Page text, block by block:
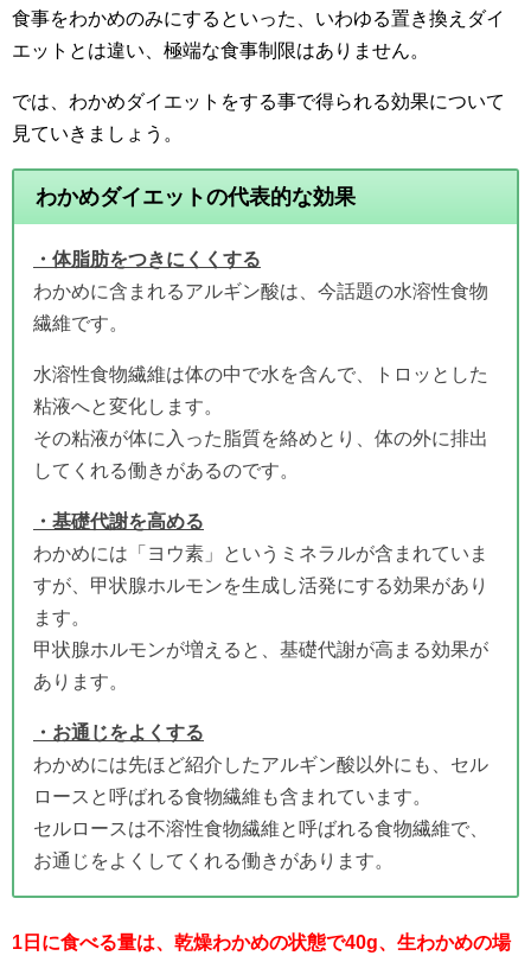
食事をわかめのみにするといった、いわゆる置き換えダイ
エットとは違い、極端な食事制限はありません。
では、わかめダイエットをする事で得られる効果について
見ていきましょう。
わかめダイエットの代表的な効果
・体脂肪をつきにくくする
わかめに含まれるアルギン酸は、今話題の水溶性食物
繊維です。
水溶性食物繊維は体の中で水を含んで、トロッとした
粘液へと変化します。
その粘液が体に入った脂質を絡めとり、体の外に排出
してくれる働きがあるのです。
・基礎代謝を高める
わかめには「ヨウ素」というミネラルが含まれていま
すが、甲状腺ホルモンを生成し活発にする効果があり
ます。
甲状腺ホルモンが増えると、基礎代謝が高まる効果が
あります。
・お通じをよくする
わかめには先ほど紹介したアルギン酸以外にも、セル
ロースと呼ばれる食物繊維も含まれています。
セルロースは不溶性食物繊維と呼ばれる食物繊維で、
お通じをよくしてくれる働きがあります。
1日に食べる量は、乾燥わかめの状態で40g、生わかめの場